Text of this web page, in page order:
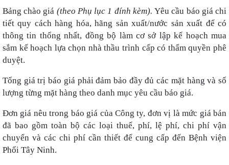
Bảng chào giá (theo Phụ lục 1 đính kèm).Yêu cầu báo giá chi
tiết quy cách hàng hóa, hãng sản xuất/nước sản xuất để có
thông tin thống nhất, đồng bộ làm cơ sở lập kế hoạch mua
sắm kế hoạch lựa chọn nhà thầu trình cấp có thẩm quyền phê
duyệt.
Tổng giá trị báo giá phải đảm bảo đầy đủ các mặt hàng và số
lượng từng mặt hàng theo danh mục yêu cầu báo giá.
Đơn giá nêu trong báo giá của Công ty, đơn vị là mức giá bán
đã bao gồm toàn bộ các loại thuế, phí, lệ phí, chi phí vận
chuyển và các chi phí cần thiết để cung cấp đến Bệnh viện
Phổi Tây Ninh.